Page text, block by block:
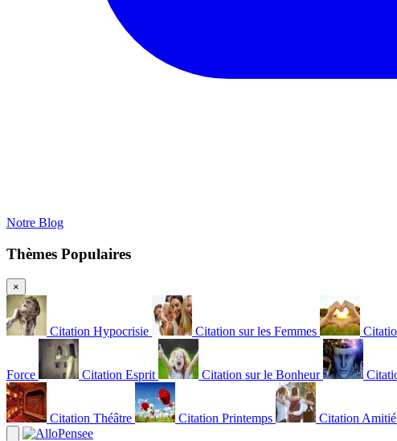
Notre Blog
Thèmes Populaires
×
Citation Hypocrisie Citation sur les Femmes
Force Citation Esprit Citation sur le Bonheur
Citation Théâtre Citation Printemps Citation Amitié